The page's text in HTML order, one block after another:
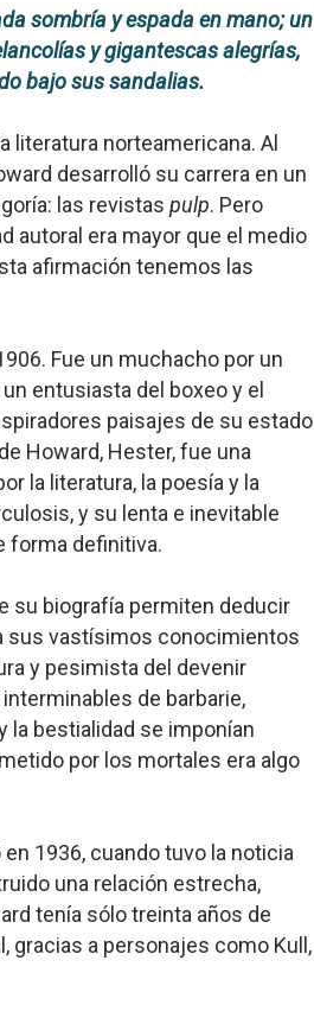
de 2026
sombría y espada en mano; un
y gigantescas alegrías,
bajo sus sandalias.
literatura norteamericana. Al
desarrolló su carrera en un
las revistas pulp. Pero
autoral era mayor que el medio
afirmación tenemos las
Fue un muchacho por un
entusiasta del boxeo y el
paisajes de su estado
Howard, Hester, fue una
la literatura, la poesía y la
y su lenta e inevitable
forma definitiva.
su biografía permiten deducir
sus vastísimos conocimientos
y pesimista del devenir
de barbarie,
la bestialidad se imponían
por los mortales era algo
1936, cuando tuvo la noticia
una relación estrecha,
tenía sólo treinta años de
gracias a personajes como Kull,